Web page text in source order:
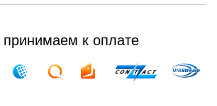
к оплате